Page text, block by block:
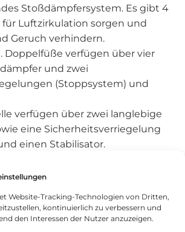
Website-Tracking-Technologien von Dritten,
kontinuierlich zu verbessern und
den Interessen der Nutzer anzuzeigen.
Stoßdämpfersystem. Es gibt 4
für Luftzirkulation sorgen und
Geruch verhindern.
Doppelfüße verfügen über vier
und zwei
(Stoppsystem) und
verfügen über zwei langlebige
eine Sicherheitsverriegelung
einen Stabilisator.
x 185 x 23 cm
x 195 x 23 cm